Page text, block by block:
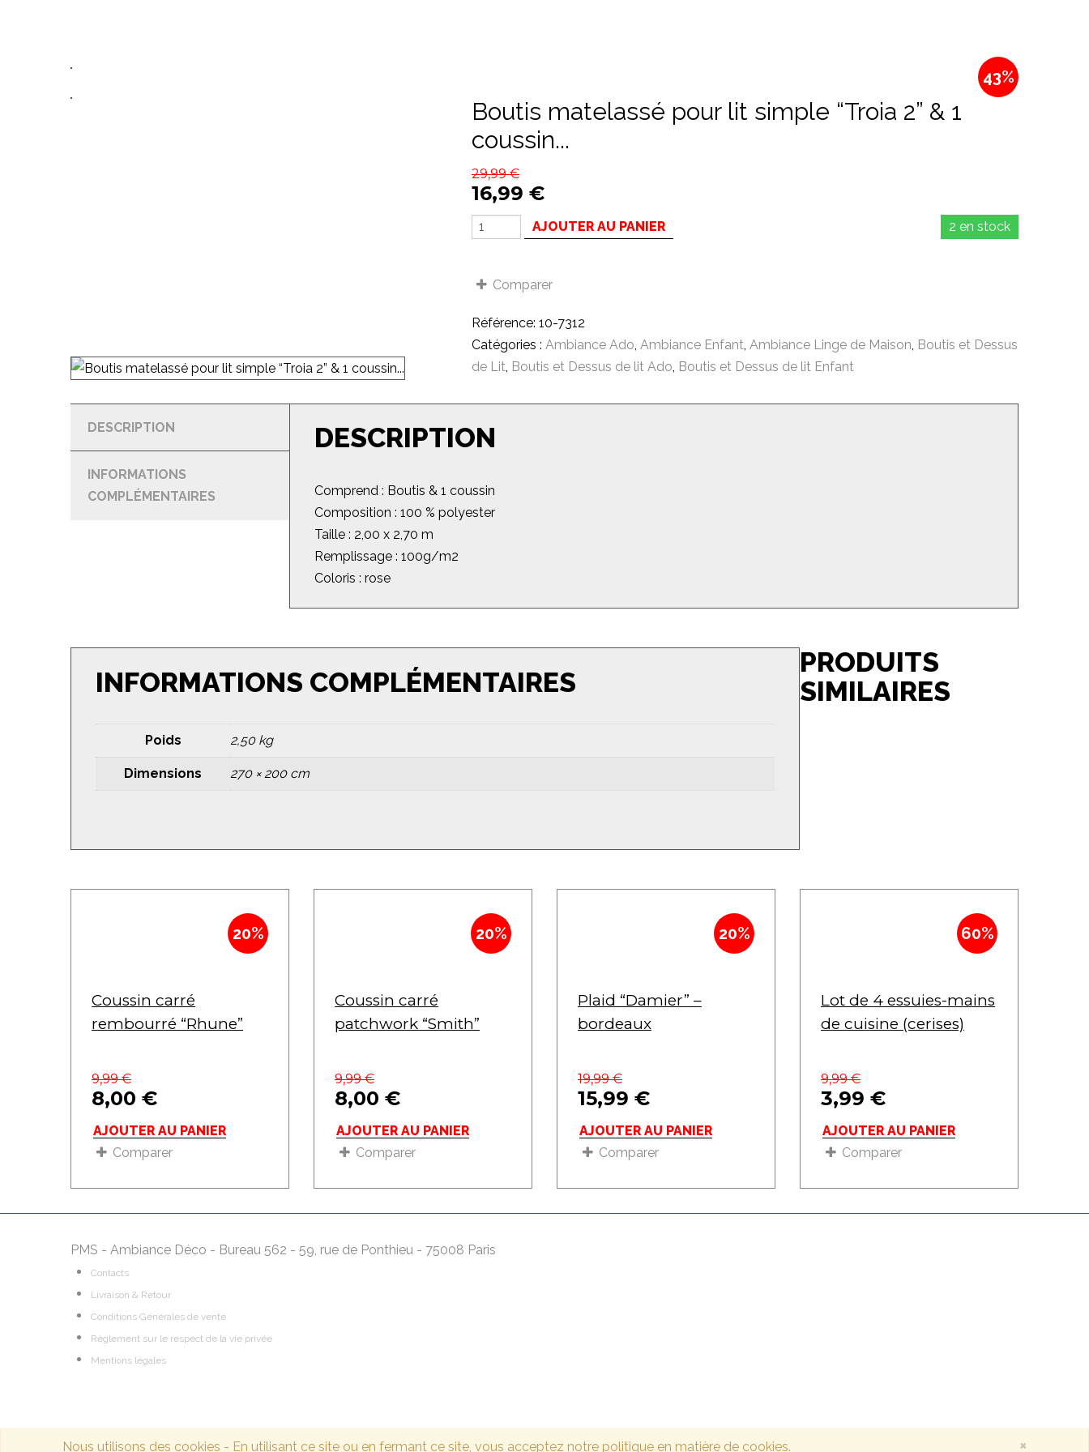
43%
Boutis matelassé pour lit simple “Troia 2” & 1
coussin...
29,99€
16,99 €
2 en stock
AJOUTER AU PANIER
Comparer
Référence: 10-7312
Catégories : Ambiance Ado, Ambiance Enfant, Ambiance Linge de Maison, Boutis et Dessus
de Lit, Boutis et Dessus de lit Ado, Boutis et Dessus de lit Enfant
DESCRIPTION
INFORMATIONS
COMPLÉMENTAIRES
DESCRIPTION
Comprend : Boutis & 1 coussin
Composition : 100 % polyester
Taille : 2,00 x 2,70 m
Remplissage : 100g/m2
Coloris : rose
INFORMATIONS COMPLÉMENTAIRES
Poids 2,50 kg
Dimensions 270 × 200 cm
PRODUITS
SIMILAIRES
20%
Coussin carré
rembourré “Rhune”
9,99€
8,00 €
AJOUTER AU PANIER
Comparer
20%
Coussin carré
patchwork “Smith”
9,99€
8,00 €
AJOUTER AU PANIER
Comparer
20%
Plaid “Damier” –
bordeaux
19,99€
15,99 €
AJOUTER AU PANIER
Comparer
60%
Lot de 4 essuies-mains
de cuisine (cerises)
9,99€
3,99 €
AJOUTER AU PANIER
Comparer
PMS - Ambiance Déco - Bureau 562 - 59, rue de Ponthieu - 75008 Paris
Contacts
Livraison & Retour
Conditions Générales de vente
Règlement sur le respect de la vie privée
Mentions légales
×
Nous utilisons des cookies - En utilisant ce site ou en fermant ce site, vous acceptez notre politique en matière de cookies.